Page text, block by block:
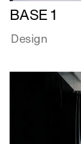
Læs
mere
om
BASE 1
Design